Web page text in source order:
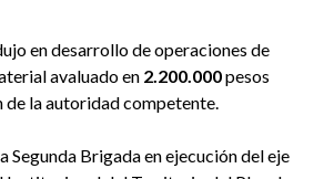
en desarrollo de operaciones de
avaluado en 2.200.000pesos
de la autoridad competente.
Segunda Brigada en ejecución del eje